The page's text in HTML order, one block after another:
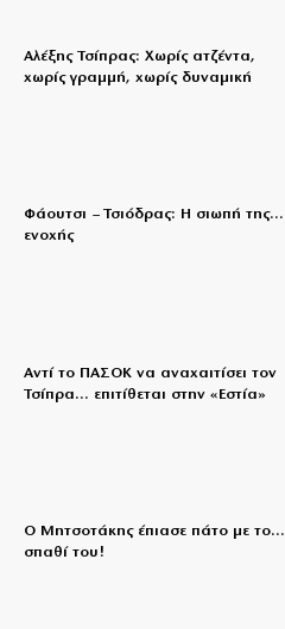
Αλέξης Τσίπρας: Χωρίς ατζέντα,
χωρίς γραμμή, χωρίς δυναμική
Φάουτσι – Τσιόδρας: Η σιωπή της…
ενοχής
Αντί το ΠΑΣΟΚ να αναχαιτίσει τον
Τσίπρα… επιτίθεται στην «Εστία»
Ο Μητσοτάκης έπιασε πάτο με το…
σπαθί του!